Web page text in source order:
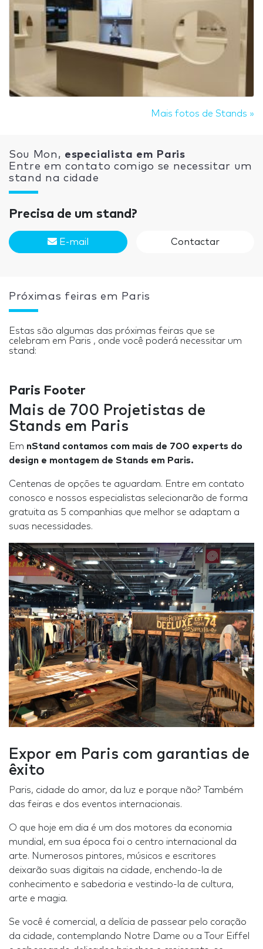
Mais fotos de Stands »
Sou Mon, especialista em Paris
Entre em contato comigo se necessitar um
stand na cidade
Precisa de um stand?
E-mail Contactar
Próximas feiras em Paris
Estas são algumas das próximas feiras que se
celebram em Paris , onde você poderá necessitar um
stand:
Paris Footer
Mais de 700 Projetistas de
Stands em Paris
Em nStand contamos com mais de 700 experts do
design e montagem de Stands em Paris.
Centenas de opções te aguardam. Entre em contato
conosco e nossos especialistas selecionarão de forma
gratuita as 5 companhias que melhor se adaptam a
suas necessidades.
Expor em Paris com garantias de
êxito
Paris, cidade do amor, da luz e porque não? Também
das feiras e dos eventos internacionais.
O que hoje em dia é um dos motores da economia
mundial, em sua época foi o centro internacional da
arte. Numerosos pintores, músicos e escritores
deixarão suas digitais na cidade, enchendo-la de
conhecimento e sabedoria e vestindo-la de cultura,
arte e magia.
Se você é comercial, a delícia de passear pelo coração
da cidade, contemplando Notre Dame ou a Tour Eiffel